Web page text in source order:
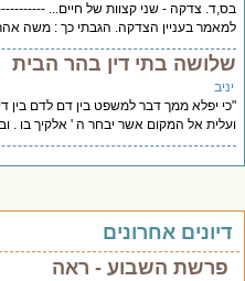
בס,ד. צדקה - שני קצוות של חיים...
למאמר בעניין הצדקה. הגבתי כך : משה אהרון (6/8/
שלושה בתי דין בהר הבית
יניב
"כי יפלא ממך דבר למשפט בין דם לדם בין
ועלית אל המקום אשר יבחר ה ' אלקיך בו .
דיונים אחרונים
פרשת השבוע - ראה